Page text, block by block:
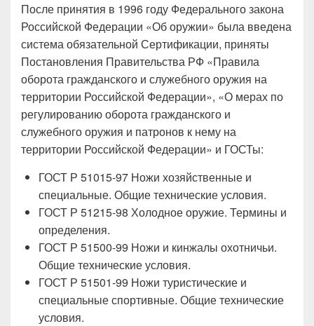
После принятия в 1996 году Федерального закона
Российской Федерации «Об оружии» была введена
система обязательной Сертификации, приняты
Постановления Правительства РФ «Правила
оборота гражданского и служебного оружия на
территории Российской Федерации», «О мерах по
регулированию оборота гражданского и
служебного оружия и патронов к нему на
территории Российской Федерации» и ГОСТы:
ГОСТ Р 51015-97 Ножи хозяйственные и
специальные. Общие технические условия.
ГОСТ Р 51215-98 Холодное оружие. Термины и
определения.
ГОСТ Р 51500-99 Ножи и кинжалы охотничьи.
Общие технические условия.
ГОСТ Р 51501-99 Ножи туристические и
специальные спортивные. Общие технические
условия.